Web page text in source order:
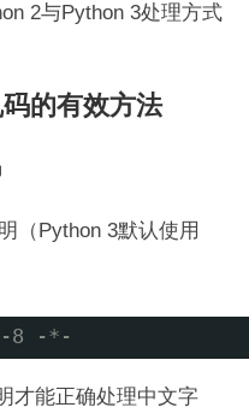
2与Python 3处理方式
的有效方法
（Python 3默认使用
8 -*-
才能正确处理中文字